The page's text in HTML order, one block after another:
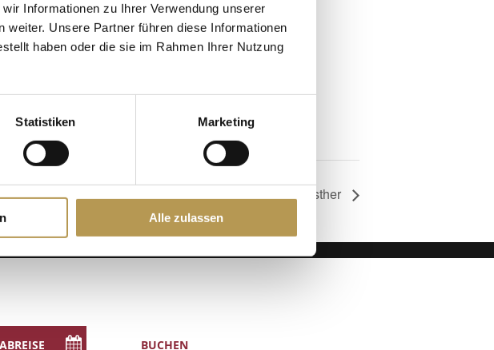
Informationen zu Ihrer Verwendung unserer
Unsere Partner führen diese Informationen
haben oder die sie im Rahmen Ihrer Nutzung
Statistiken Marketing
Alle zulassen
Salzpeeling mit Esther